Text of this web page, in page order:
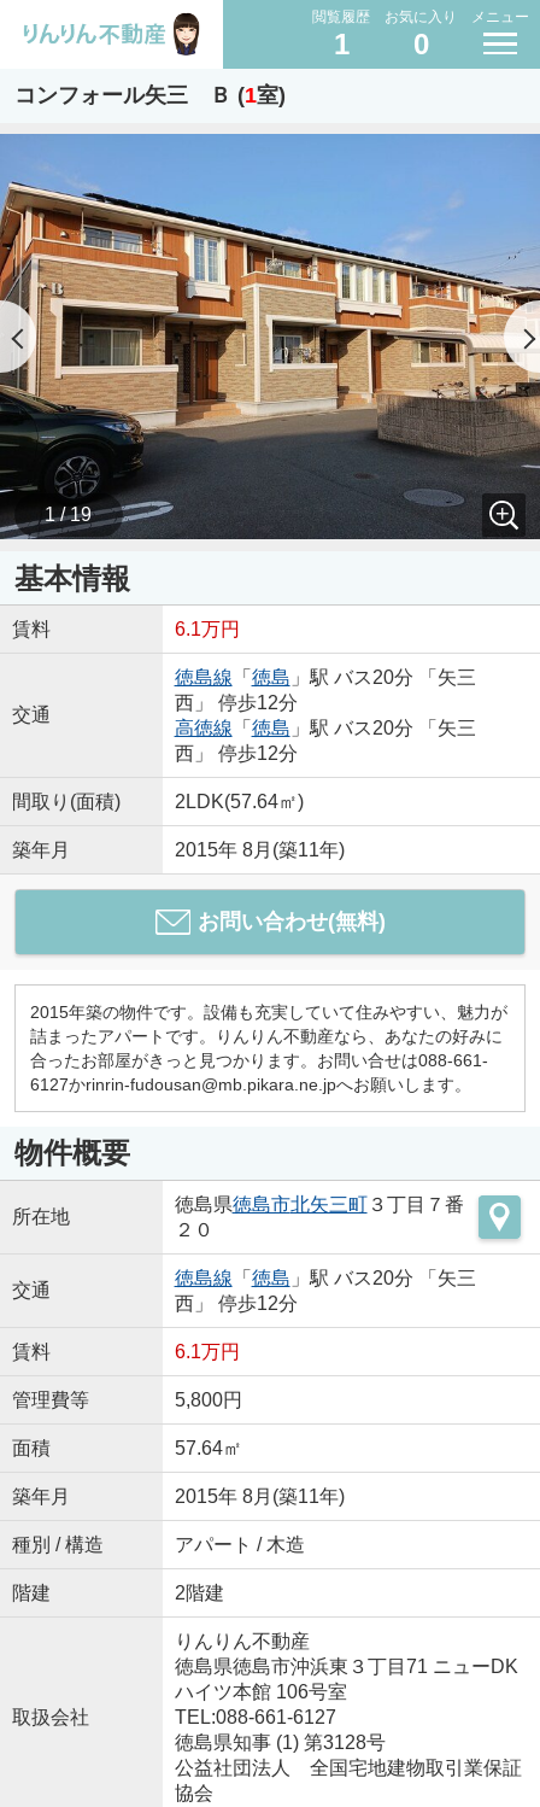
閲覧履歴
1
お気に入り
0
メニュー
コンフォール矢三 Ｂ (1室)
1 / 19
基本情報
賃料 6.1万円
交通
徳島線 「 徳島 」駅 バス20分 「矢三
西」 停歩12分
高徳線 「 徳島 」駅 バス20分 「矢三
西」 停歩12分
間取り(面積) 2LDK(57.64㎡)
築年月 2015年 8月(築11年)
お問い合わせ(無料)
2015年築の物件です。設備も充実していて住みやすい、魅力が
詰まったアパートです。りんりん不動産なら、あなたの好みに
合ったお部屋がきっと見つかります。お問い合せは088-661-
6127かrinrin-fudousan@mb.pikara.ne.jpへお願いします。
物件概要
所在地
徳島県徳島市北矢三町３丁目７番
２０
交通
徳島線 「 徳島 」駅 バス20分 「矢三
西」 停歩12分
賃料 6.1万円
管理費等 5,800円
面積 57.64㎡
築年月 2015年 8月(築11年)
種別 / 構造 アパート / 木造
階建 2階建
取扱会社
りんりん不動産
徳島県徳島市沖浜東３丁目71 ニューDK
ハイツ本館 106号室
TEL:088-661-6127
徳島県知事 (1) 第3128号
公益社団法人 全国宅地建物取引業保証
協会